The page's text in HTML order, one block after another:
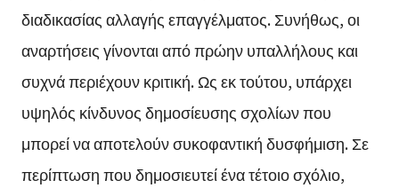
διαδικασίας αλλαγής επαγγέλματος. Συνήθως, οι
αναρτήσεις γίνονται από πρώην υπαλλήλους και
συχνά περιέχουν κριτική. Ως εκ τούτου, υπάρχει
υψηλός κίνδυνος δημοσίευσης σχολίων που
μπορεί να αποτελούν συκοφαντική δυσφήμιση. Σε
περίπτωση που δημοσιευτεί ένα τέτοιο σχόλιο,